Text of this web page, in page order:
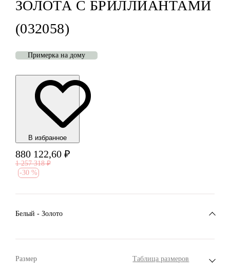
ЗОЛОТА С БРИЛЛИАНТАМИ
(032058)
Примерка на дому
В избранноe
880 122,60 ₽
1 257 318 ₽
-30 %
Белый - Золото
Размер Таблица размеров